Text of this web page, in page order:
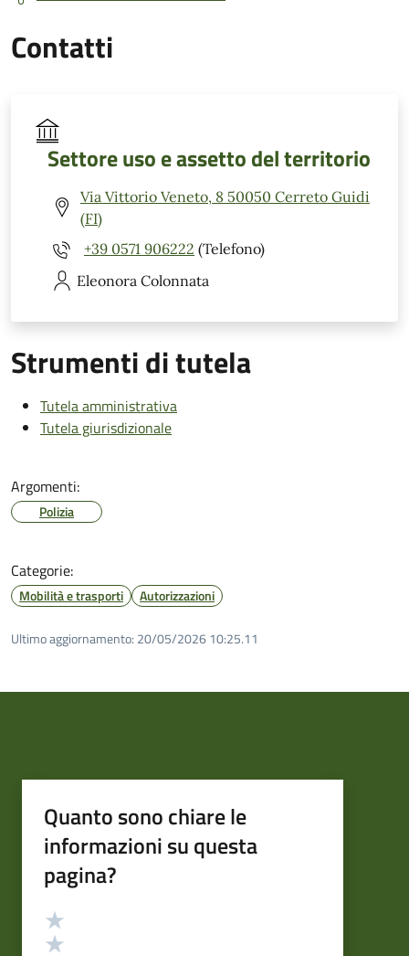
Contatti
Settore uso e assetto del territorio
Via Vittorio Veneto, 8 50050 Cerreto Guidi
(FI)
+39 0571 906222 (Telefono)
Eleonora Colonnata
Strumenti di tutela
Tutela amministrativa
Tutela giurisdizionale
Argomenti:
Polizia
Categorie:
Mobilità e trasporti Autorizzazioni
Ultimo aggiornamento: 20/05/2026 10:25.11
Quanto sono chiare le
informazioni su questa
pagina?
Valutazione